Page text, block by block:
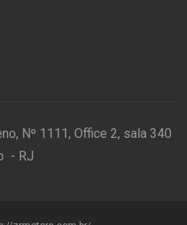
Nº 1111, Office 2, sala 340
- RJ